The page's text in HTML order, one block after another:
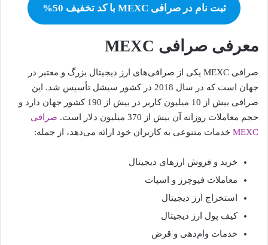
ثبت نام در صرافی MEXC با کد تخفیف 50%
معرفی صرافی MEXC
صرافی MEXC یکی از صرافی‌های ارز دیجیتال بزرگ و معتبر در
جهان است که در سال 2018 در کشور سیشل تأسیس شد. این
صرافی بیش از 10 میلیون کاربر در بیش از 190 کشور جهان دارد و
حجم معاملات روزانه آن بیش از 370 میلیون دلار است.
صرافی
MEXC خدمات متنوعی به کاربران خود ارائه می‌دهد، از جمله:
خرید و فروش ارزهای دیجیتال
معاملات فیوچرز و اسپات
استخراج ارز دیجیتال
کیف پول ارز دیجیتال
خدمات وام‌دهی و قرض‌